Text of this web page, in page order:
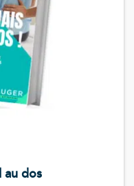
au dos